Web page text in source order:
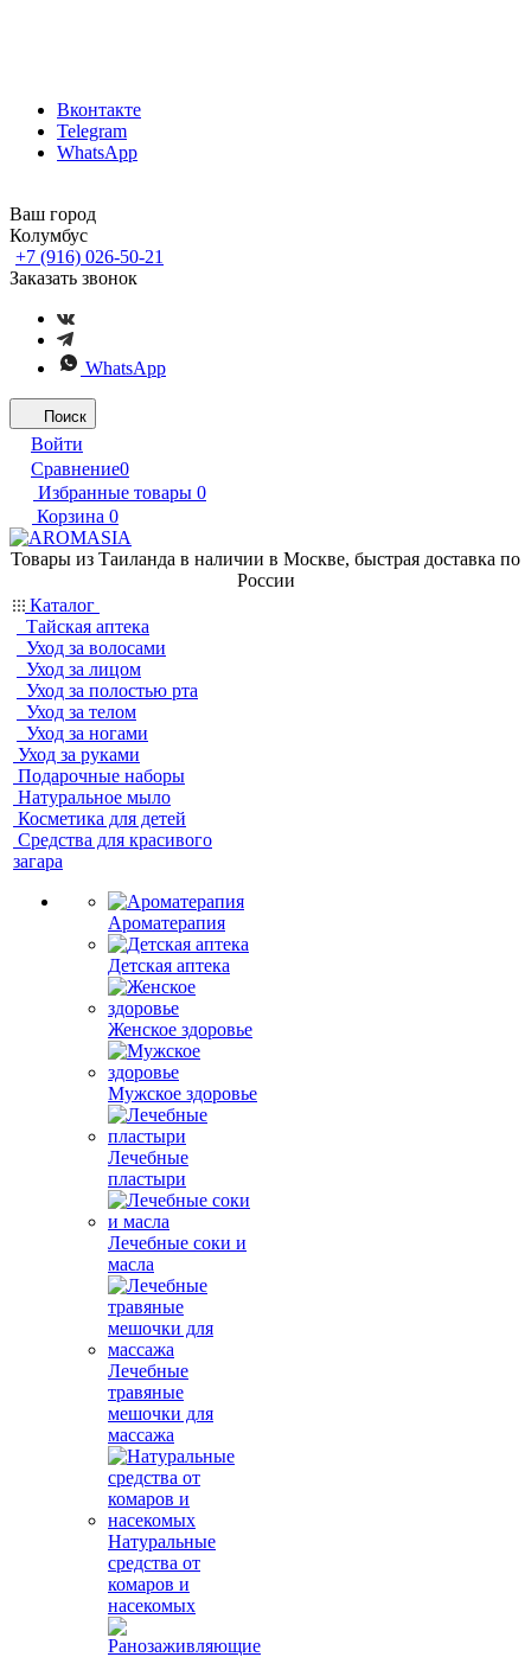
Вконтакте
Telegram
WhatsApp
Ваш город
Колумбус
+7 (916) 026-50-21
Заказать звонок
WhatsApp
Поиск
Войти
Сравнение0
Избранные товары 0
Корзина 0
Товары из Таиланда в наличии в Москве, быстрая доставка по
России
Каталог
Тайская аптека
Уход за волосами
Уход за лицом
Уход за полостью рта
Уход за телом
Уход за ногами
Уход за руками
Подарочные наборы
Натуральное мыло
Косметика для детей
Средства для красивого
загара
Ароматерапия
Детская аптека
Женское здоровье
Мужское здоровье
Лечебные
пластыри
Лечебные соки и
масла
Лечебные
травяные
мешочки для
массажа
Натуральные
средства от
комаров и
насекомых